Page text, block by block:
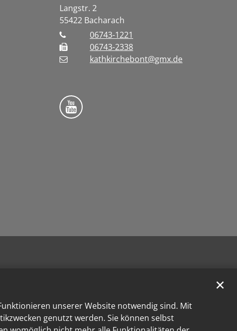
unserer Website notwendig sind. Mit
genutzt werden. Sie können selbst
✕
Langstr. 2
55422 Bacharach
06743-1221
06743-2338
kathkirchebont@gmx.de
Folge uns auf YouTube